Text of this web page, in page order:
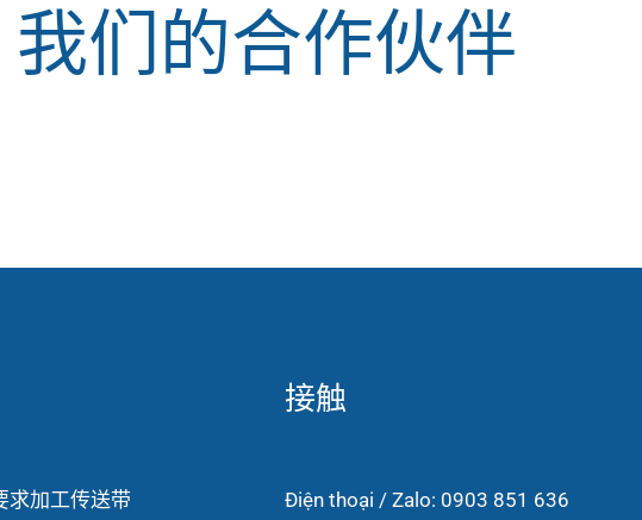
我们的合作伙伴
求加工传送带
接触
Điện thoại / Zalo: 0903 851 636